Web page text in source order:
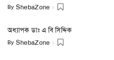
By ShebaZone
অধ্যাপক ডাঃ এ বি সিদ্দিক
By ShebaZone